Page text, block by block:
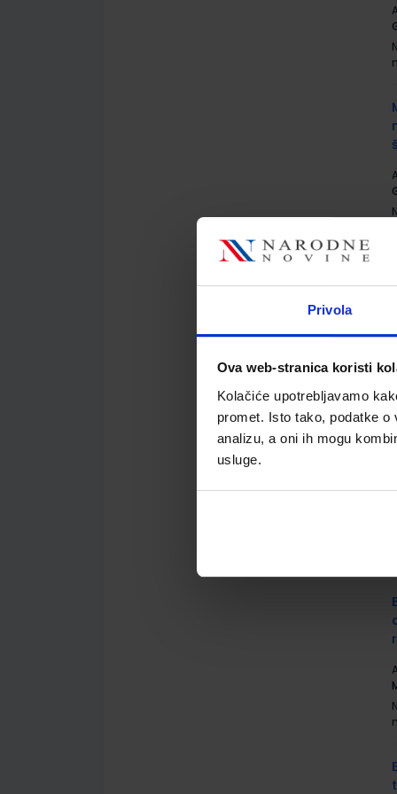
Privola
Ova web-stranica koristi
Kolačiće upotrebljavamo
promet. Isto tako, podatke
analizu, a oni ih mogu
usluge.